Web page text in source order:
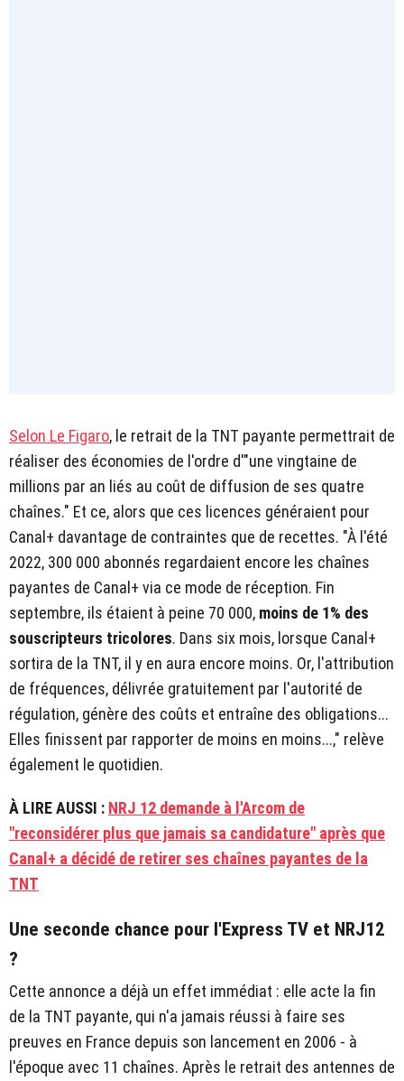
Selon Le Figaro, le retrait de la TNT payante permettrait de
réaliser des économies de l'ordre d'"une vingtaine de
millions par an liés au coût de diffusion de ses quatre
chaînes." Et ce, alors que ces licences généraient pour
Canal+ davantage de contraintes que de recettes. "À l'été
2022, 300 000 abonnés regardaient encore les chaînes
payantes de Canal+ via ce mode de réception. Fin
septembre, ils étaient à peine 70 000, moins de 1% des
souscripteurs tricolores. Dans six mois, lorsque Canal+
sortira de la TNT, il y en aura encore moins. Or, l'attribution
de fréquences, délivrée gratuitement par l'autorité de
régulation, génère des coûts et entraîne des obligations...
Elles finissent par rapporter de moins en moins...," relève
également le quotidien.
À LIRE AUSSI : NRJ 12 demande à l'Arcom de
"reconsidérer plus que jamais sa candidature" après que
Canal+ a décidé de retirer ses chaînes payantes de la
TNT
Une seconde chance pour l'Express TV et NRJ12
?
Cette annonce a déjà un effet immédiat : elle acte la fin
de la TNT payante, qui n'a jamais réussi à faire ses
preuves en France depuis son lancement en 2006 - à
l'époque avec 11 chaînes. Après le retrait des antennes de